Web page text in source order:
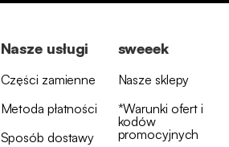
Nasze usługi
Części zamienne
Metoda płatności
Sposób dostawy
sweeek
Nasze sklepy
*Warunki ofert i
kodów
promocyjnych